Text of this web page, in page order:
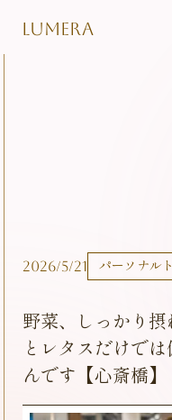
LUMERA
2026/5/21 パーソナル
野菜、しっかり
とレタスだけで
んです【心斎橋】